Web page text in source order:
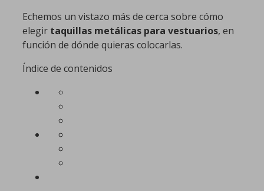
Echemos un vistazo más de cerca sobre cómo
elegir taquillas metálicas para vestuarios, en
función de dónde quieras colocarlas.
Índice de contenidos